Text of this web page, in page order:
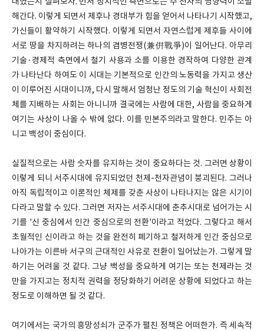
해간다. 이렇게 되면서 제후나 경대부가 힘을 얻어서 나타나기 시작했고,
가신들이 활약하기 시작했다. 이렇게 되면서 자연스럽게 제후들 사이에
서로 땅을 차지하려는 하나의 겸병전쟁(兼倂戰爭)이 일어난다. 아무리
기술·경제적 측면에서 철기 사용과 소를 이용한 경작하여 다양한 관계
가 나타난다 하여도 이 시대는 기본적으로 인간의 노동력을 가지고 생산
이 이루어진 시대이니까, 다시 말해서 엄청난 정도의 기술 혁신이 사회전
체를 지배하는 사회는 아니니까 결국에는 사람에 대한, 사람을 중요하게
여기는 사상이 나올 수 밖에 없다. 이를 민본주의라고 말한다. 민주는 아
니고 백성이 중심이다.
실질적으로는 사람 숫자를 유지하는 것이 중요하다는 것. 그러면 상황이
이렇게 되니 서주시대에 유지되었던 천제-천자관념이 붕괴된다. 그러나
아직 독립적이고 이론적인 체제를 갖춘 사상이 나타나지는 않은 시기이
다라고 말할 수 있다. 그러면 저자는 서주시대에 춘추시대로 넘어가는 시
기를 '신 중심에서 인간 중심으로의 전환'이라고 적었다. 그렇다고 해서
초월적인 신이라고 하는 것을 완전히 폐기하고 철저하게 인간 중심으로
나아가는 이른바 서구의 근대적인 사유로 전환이 일어났는가. 그렇게 말
하기는 어려울 것 같다. 그냥 백성을 중요하게 여기는 또는 천제라는 것
만을 가지고는 정치적 권력을 정당화하기 어려운 상황에 되었다고 하는
정도로 이해하면 될 것 같다.
여기에서는 국가의 흥망성쇠가 군주가 펼친 정책은 어떠한가. 즉 세속적